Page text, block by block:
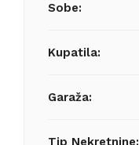
Sobe:
Kupatila:
Garaža:
Tip Nekretnine: